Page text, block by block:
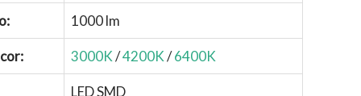
1000 lm
3000K/4200K/6400K
LED SMD